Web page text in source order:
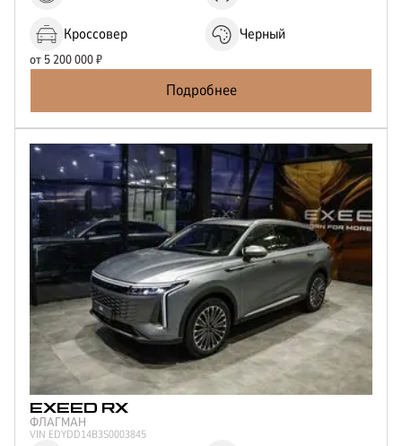
Кроссовер Черный
от 5 200 000₽
Подробнее
EXEED RX
ФЛАГМАН
VIN EDYDD14B3S0003845